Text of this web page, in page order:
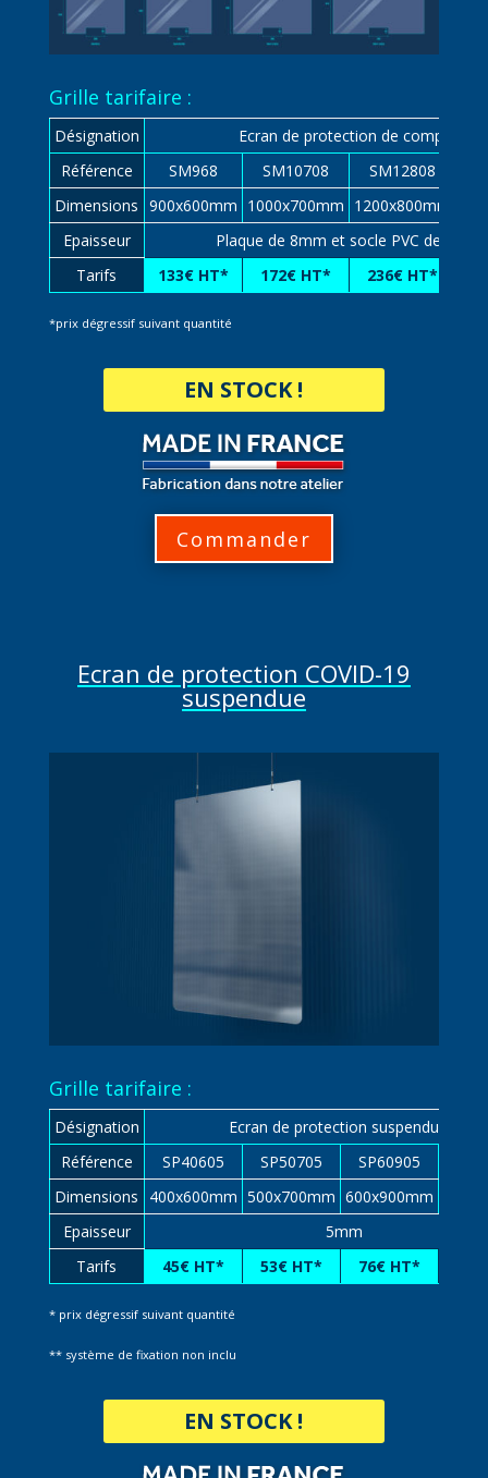
Grille tarifaire :
Désignation
Ecran de protection de comptoir
Référence
SM968 SM10708 SM12808
Dimensions 900x600mm 1000x700mm 1200x800mm
Epaisseur
Plaque de 8mm et socle PVC de
Tarifs
133€ HT* 172€ HT* 236€ HT*
*prix dégressif suivant quantité
EN STOCK !
Commander
Ecran de protection COVID-19
suspendue
Grille tarifaire :
Désignation
Ecran de protection suspendu **
Référence
SP40605 SP50705 SP60905
Dimensions
400x600mm 500x700mm 600x900mm
Epaisseur
5mm
Tarifs
45€ HT* 53€ HT* 76€ HT*
* prix dégressif suivant quantité
** système de fixation non inclu
EN STOCK !